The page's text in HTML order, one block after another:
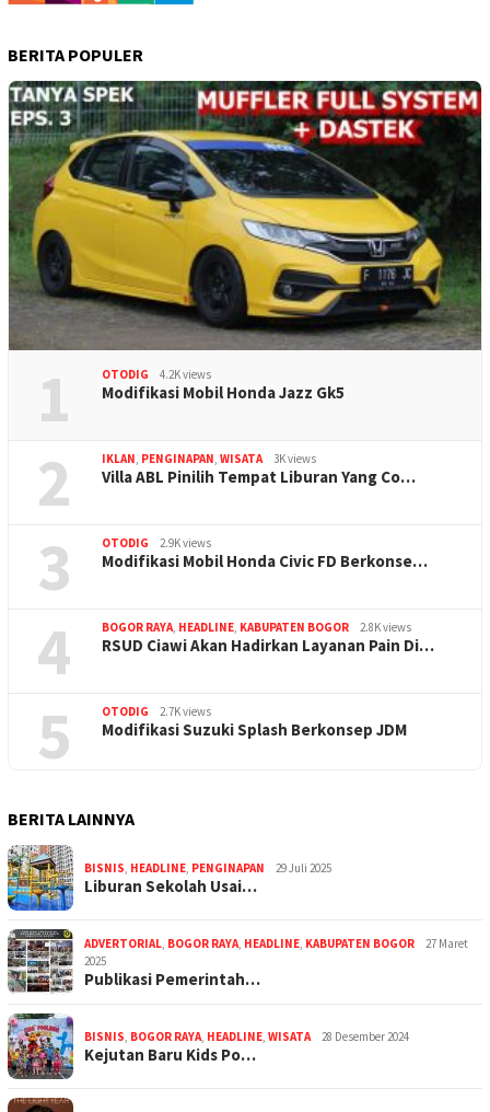
BERITA POPULER
1 OTODIG 4.2K views
Modifikasi Mobil Honda Jazz Gk5
2 IKLAN, PENGINAPAN, WISATA 3K views
Villa ABL Pinilih Tempat Liburan Yang Co…
3 OTODIG 2.9K views
Modifikasi Mobil Honda Civic FD Berkonse…
4 BOGOR RAYA, HEADLINE, KABUPATEN BOGOR 2.8K views
RSUD Ciawi Akan Hadirkan Layanan Pain Di…
5 OTODIG 2.7K views
Modifikasi Suzuki Splash Berkonsep JDM
BERITA LAINNYA
BISNIS, HEADLINE, PENGINAPAN 29 Juli 2025
Liburan Sekolah Usai…
ADVERTORIAL, BOGOR RAYA, HEADLINE, KABUPATEN BOGOR
27 Maret
2025
Publikasi Pemerintah…
BISNIS, BOGOR RAYA, HEADLINE, WISATA 28 Desember 2024
Kejutan Baru Kids Po…